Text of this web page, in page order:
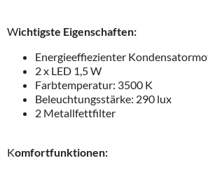
Wichtigste Eigenschaften:
Energieeffiezienter
2 x LED 1,5 W
Farbtemperatur: 3500 K
Beleuchtungsstärke: 290 lux
2 Metallfettfilter
Komfortfunktionen: